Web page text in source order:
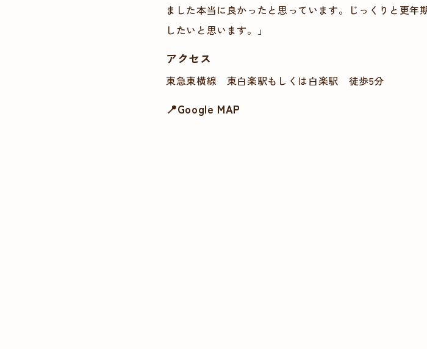
ました本当に良かったと思っています。じっくりと更
したいと思います。」
アクセス
東急東横線 東白楽駅もしくは白楽駅 徒歩5分
📍Google MAP